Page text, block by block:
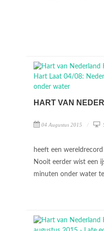
HART VAN
04 Augustus 2015
heeft een
Nooit eerder wist een
minuten onder water